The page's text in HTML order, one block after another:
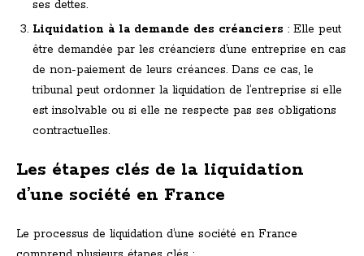
ses dettes.
Liquidation à la demande des créanciers : Elle peut
être demandée par les créanciers d’une entreprise en cas
de non-paiement de leurs créances. Dans ce cas, le
tribunal peut ordonner la liquidation de l’entreprise si elle
est insolvable ou si elle ne respecte pas ses obligations
contractuelles.
Les étapes clés de la liquidation
d’une société en France
Le processus de liquidation d’une société en France